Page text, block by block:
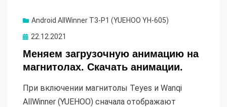
Android AllWinner T3-P1 (YUEHOO YH-605)
Опубликовано
22.12.2021
Меняем загрузочную анимацию на
магнитолах. Скачать анимации.
При включении магнитолы Teyes и Wanqi
AllWinner (YUEHOO) сначала отображают